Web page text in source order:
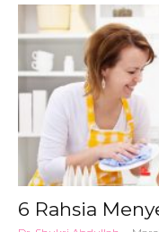
6 Rahsia